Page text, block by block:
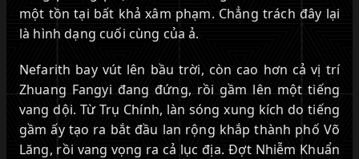
một tồn tại bất khả xâm phạm. Chẳng trách đây lại
là hình dạng cuối cùng của ả.
Nefarith bay vút lên bầu trời, còn cao hơn cả vị trí
Zhuang Fangyi đang đứng, rồi gầm lên một tiếng
vang dội. Từ Trụ Chính, làn sóng xung kích do tiếng
gầm ấy tạo ra bắt đầu lan rộng khắp thành phố Võ
Lăng, rồi vang vọng ra cả lục địa. Đợt Nhiễm Khuẩn